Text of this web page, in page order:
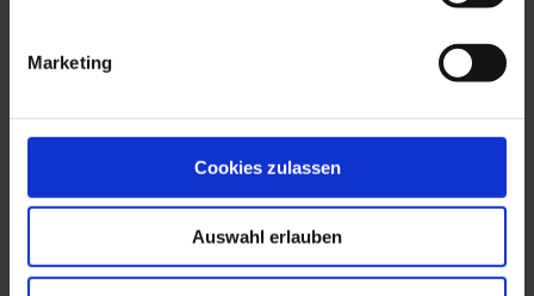
Marketing
Cookies zulassen
Auswahl erlauben